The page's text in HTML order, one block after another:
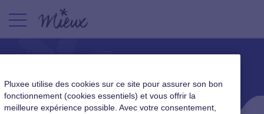
Pluxee utilise des cookies sur ce site pour assurer son bon
fonctionnement (cookies essentiels) et vous offrir la
meilleure expérience possible. Avec votre consentement,